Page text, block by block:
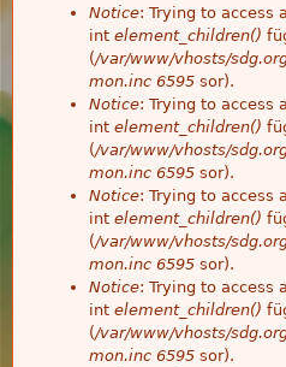
Notice: Trying to access
int element_children()
(/var/www/vhosts/
mon.inc 6595 sor).
Notice: Trying to access
int element_children()
(/var/www/vhosts/
mon.inc 6595 sor).
Notice: Trying to access
int element_children()
(/var/www/vhosts/
mon.inc 6595 sor).
Notice: Trying to access
int element_children()
(/var/www/vhosts/
mon.inc 6595 sor).